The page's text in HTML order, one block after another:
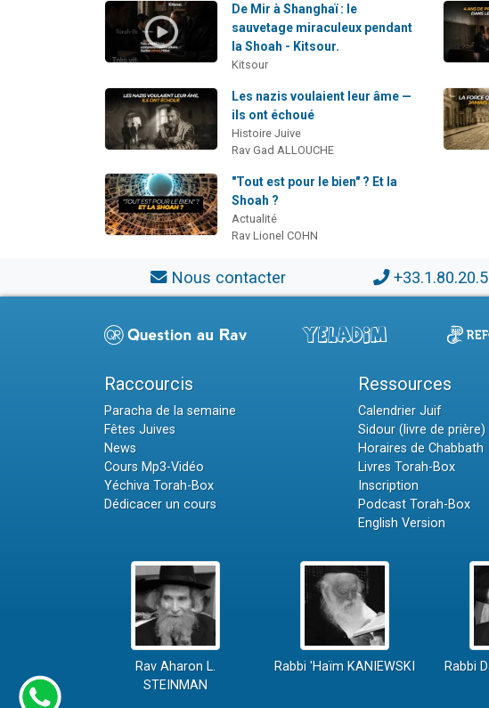
De Mir à Shanghaï : le
sauvetage miraculeux pendant
la Shoah - Kitsour.
Kitsour
Les nazis voulaient leur âme —
ils ont échoué
Histoire Juive
Rav Gad ALLOUCHE
"Tout est pour le bien" ? Et la
Shoah ?
Actualité
Rav Lionel COHN
Nous contacter
Raccourcis
Paracha de la semaine
Fêtes Juives
News
Cours Mp3-Vidéo
Yéchiva Torah-Box
Dédicacer un cours
Ressources
Calendrier Juif
Sidour (livre de prière)
Horaires de Chabbath
Livres Torah-Box
Inscription
Podcast Torah-Box
English Version
Rav Aharon L.
STEINMAN
Rabbi 'Haïm KANIEWSKI Rabbi